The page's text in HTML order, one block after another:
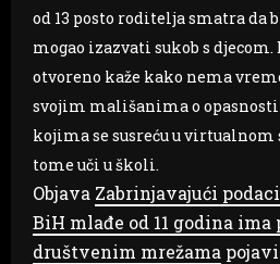
od 13 posto roditelja smatra da
mogao izazvati sukob s
otvoreno kaže kako nema
svojim mališanima o
kojima se susreću u
tome uči u školi.
Objava Zabrinjavajući
BiH mlađe od 11 godina ima
društvenim mrežama